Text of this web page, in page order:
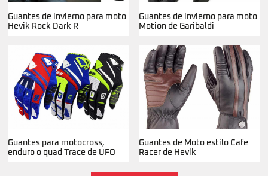
Guantes de invierno para moto
Hevik Rock Dark R
Guantes de invierno para moto
Motion de Garibaldi
Guantes para motocross,
enduro o quad Trace de UFO
Guantes de Moto estilo Cafe
Racer de Hevik